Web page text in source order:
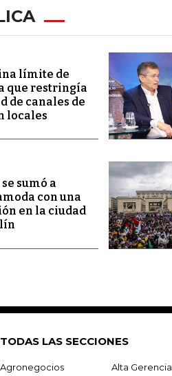
límite de
que restringía
de canales de
locales
sumó a
con una
en la ciudad
TODAS LAS SECCIONES
Agronegocios Alta Gerencia